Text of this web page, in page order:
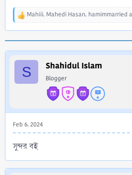
R
Mahiii, Mahedi Hasan, hamimmarried
S Shahidul Islam
Blogger
Feb 6, 2024
সুন্দর বই